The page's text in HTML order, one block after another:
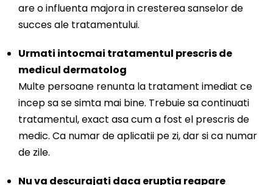
are o influenta majora in cresterea sanselor de
succes ale tratamentului.
Urmati intocmai tratamentul prescris de
medicul dermatolog
Multe persoane renunta la tratament imediat ce
incep sa se simta mai bine. Trebuie sa continuati
tratamentul, exact asa cum a fost el prescris de
medic. Ca numar de aplicatii pe zi, dar si ca numar
de zile.
Nu va descurajati daca eruptia reapare